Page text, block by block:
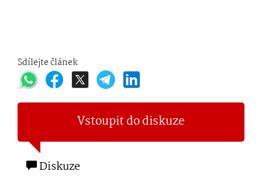
Sdílejte článek
Vstoupit do diskuze
Diskuze